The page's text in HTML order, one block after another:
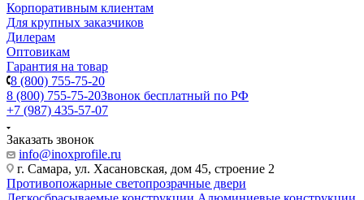
Корпоративным клиентам
Для крупных заказчиков
Дилерам
Оптовикам
Гарантия на товар
8 (800) 755-75-20
8 (800) 755-75-20Звонок бесплатный по РФ
+7 (987) 435-57-07
Заказать звонок
info@inoxprofile.ru
г. Самара, ул. Хасановская, дом 45, строение 2
Противопожарные светопрозрачные двери